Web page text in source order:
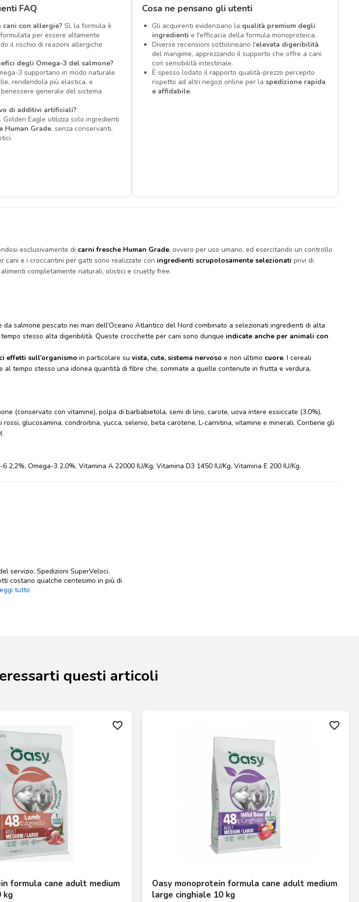
FAQ
cani con allergie? Sì, la formula è
per essere altamente
il rischio di reazioni allergiche
degli Omega-3 del salmone?
3 supportano in modo naturale
rendendola più elastica, e
generale del sistema
di additivi artificiali?
Golden Eagle utilizza solo ingredienti
Human Grade, senza conservanti,
Cosa ne pensano gli utenti
Gli acquirenti evidenziano la qualità premium degli
ingredienti e l'efficacia della formula monoproteica.
Diverse recensioni sottolineano l'elevata digeribilità
del mangime, apprezzando il supporto che offre a cani
con sensibilità intestinale.
È spesso lodato il rapporto qualità-prezzo percepito
rispetto ad altri negozi online per la spedizione rapida
e affidabile.
esclusivamente di carni fresche Human Grade, ovvero per uso umano, ed esercitando un controllo
cani e i croccantini per gatti sono realizzate con ingredienti scrupolosamente selezionati privi di
completamente naturali, olistici e cruelty free.
salmone pescato nei mari dell’Oceano Atlantico del Nord combinato a selezionati ingredienti di alta
stesso alta digeribilità. Queste crocchette per cani sono dunque indicate anche per animali con
effetti sull’organismo in particolare su vista, cute, sistema nervoso e non ultimo cuore. I cereali
tempo stesso una idonea quantità di fibre che, sommate a quelle contenute in frutta e verdura,
(conservato con vitamine), polpa di barbabietola, semi di lino, carote, uova intere essiccate (3,0%),
glucosamina, condroitina, yucca, selenio, beta carotene, L-carnitina, vitamine e minerali. Contiene gli
2,2%, Omega-3 2,0%, Vitamina A 22000 IU/Kg, Vitamina D3 1450 IU/Kg, Vitamina E 200 IU/Kg.
servizio. Spedizioni SuperVeloci.
costano qualche centesimo in più di
tutto
questi articoli
favorite_border
formula cane adult medium
kg
favorite_border
Oasy monoprotein formula cane adult medium
large cinghiale 10 kg